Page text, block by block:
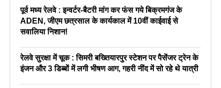
पूर्व मध्य रेलवे : इन्वर्टर-बैटरी मांग कर फंस गये बिक्रमगंज के
ADEN, जीएम छत्रसाल के कार्यकाल में 10वीं काईवाई से
सवालिया निशान!
रेलवे सुरक्षा में चूक : सिमरी बख्तियारपुर स्टेशन पर पैसेंजर ट्रेन के
इंजन और 3 डिब्बों में लगी भीषण आग, गहरी नींद में सो रहे थे यात्री